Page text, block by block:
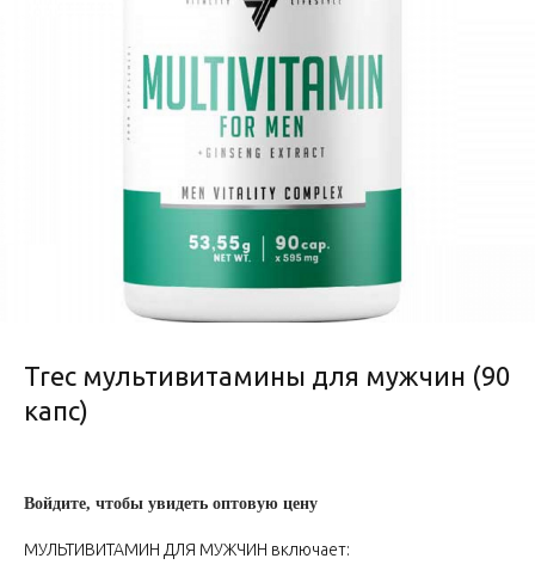
Trec мультивитамины для мужчин (90
капс)
Войдите, чтобы увидеть оптовую цену
МУЛЬТИВИТАМИН ДЛЯ МУЖЧИН включает: